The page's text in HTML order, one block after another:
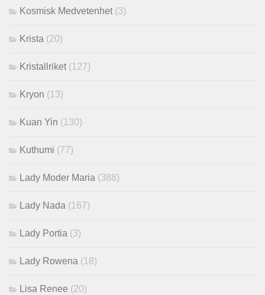
Kosmisk Medvetenhet (3)
Krista (20)
Kristallriket (127)
Kryon (13)
Kuan Yin (130)
Kuthumi (77)
Lady Moder Maria (388)
Lady Nada (167)
Lady Portia (3)
Lady Rowena (18)
Lisa Renee (20)